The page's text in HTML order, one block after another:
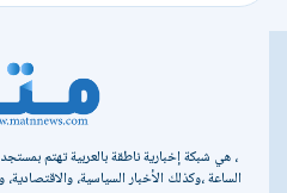
، هي شبكة إخبارية ناطقة بالعربية تهتم
الساعة ،وكذلك الأخبار السياسية، والاقتصادية،